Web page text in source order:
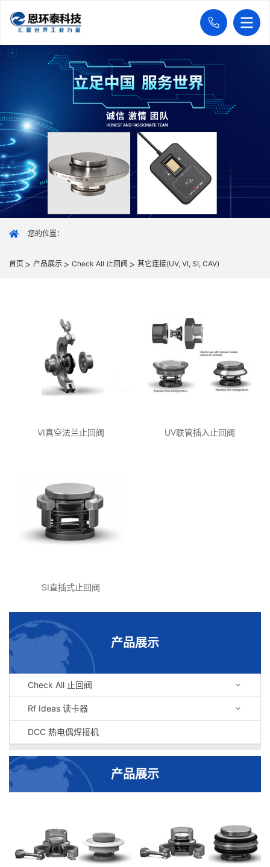
您的位置：
首页 产品展示 Check All 止回阀 其它连接(UV, VI, SI, CAV)
产品展示
Check All 止回阀
Rf Ideas 读卡器
DCC 热电偶焊接机
产品展示
VI真空法兰止回阀 UV联管插入止回阀
SI直插式止回阀